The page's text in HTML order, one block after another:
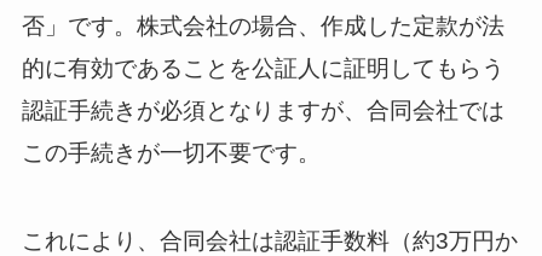
否」です。株式会社の場合、作成した定款が法
的に有効であることを公証人に証明してもらう
認証手続きが必須となりますが、合同会社では
この手続きが一切不要です。
これにより、合同会社は認証手数料（約3万円か